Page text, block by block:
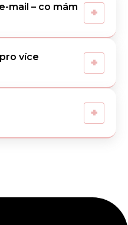
mail – co mám
+
více
+
+